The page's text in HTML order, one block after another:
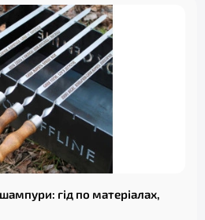
гід по матеріалах,